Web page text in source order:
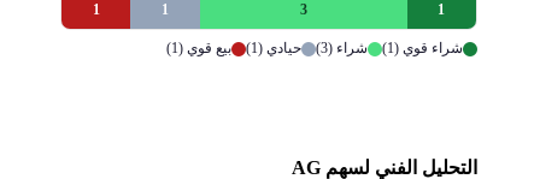
1
3
1
1
شراء قوي (1) شراء (3) حيادي (1) بيع قوي (1)
التحليل الفني لسهم AG